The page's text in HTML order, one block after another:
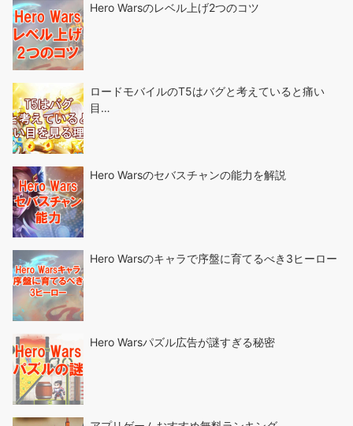
Hero Warsのレベル上げ2つのコツ
ロードモバイルのT5はバグと考えていると痛い
目…
Hero Warsのセバスチャンの能力を解説
Hero Warsのキャラで序盤に育てるべき3ヒーロー
Hero Warsパズル広告が謎すぎる秘密